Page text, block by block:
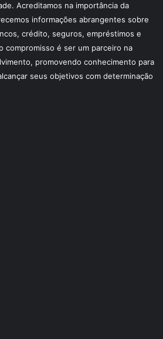
Acreditamos na importância da
informações abrangentes sobre
crédito, seguros, empréstimos e
compromisso é ser um parceiro na
promovendo conhecimento para
seus objetivos com determinação